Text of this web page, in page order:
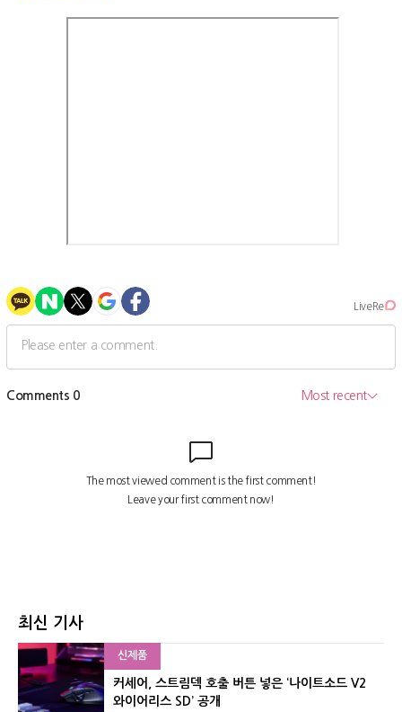
최신 기사
신제품
커세어, 스트림덱 호출 버튼 넣은 ‘나이트소드 V2
와이어리스 SD’ 공개